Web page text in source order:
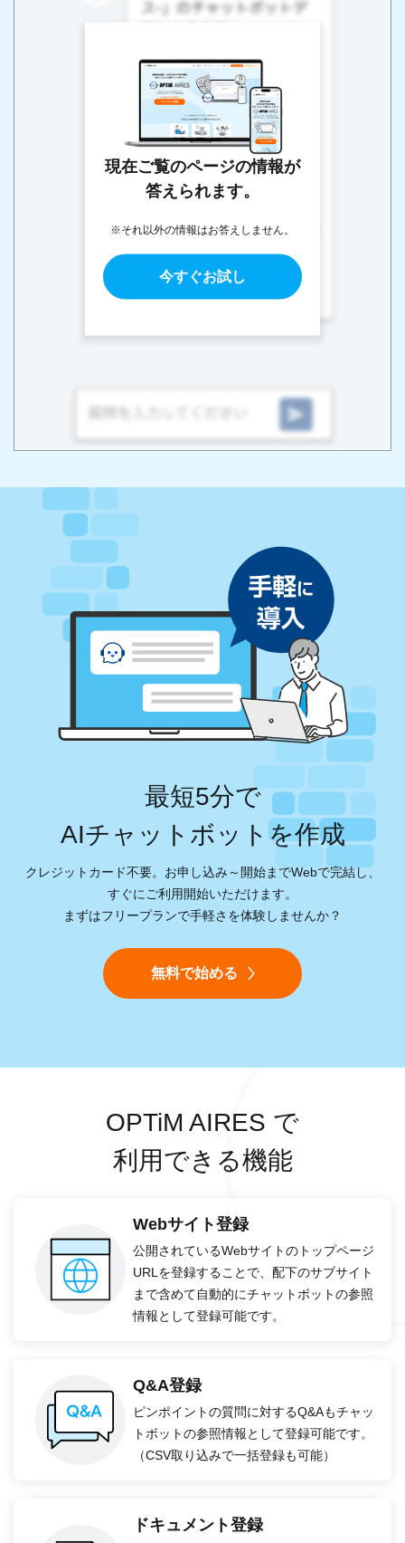
現在ご覧のページの情報が
答えられます。
※それ以外の情報はお答えしません。
今すぐお試し
最短5分で
AIチャットボットを作成
クレジットカード不要。お申し込み～開始までWebで完結し、
すぐにご利用開始いただけます。
まずはフリープランで手軽さを体験しませんか？
無料で始める
OPTiM AIRES で
利用できる機能
Webサイト登録
公開されているWebサイトのトップページ
URLを登録することで、配下のサブサイト
まで含めて自動的にチャットボットの参照
情報として登録可能です。
Q&A登録
ピンポイントの質問に対するQ&Aもチャッ
トボットの参照情報として登録可能です。
（CSV取り込みで一括登録も可能）
ドキュメント登録